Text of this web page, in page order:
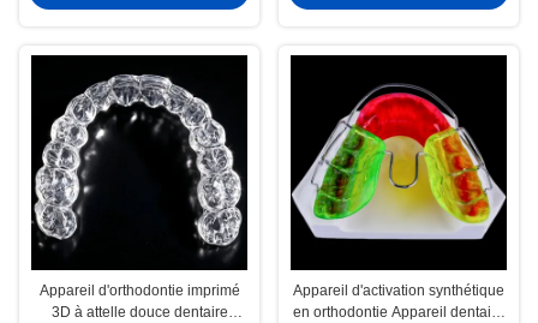
Appareil d'orthodontie imprimé
3D à attelle douce dentaire
Appareil d'activation synthétique
en orthodontie Appareil dentaire